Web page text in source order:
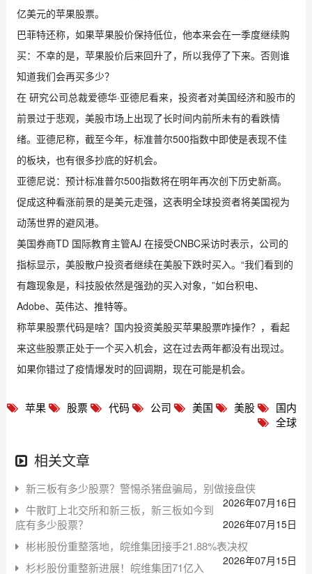
亿美元的苹果股票。
巴菲特还称，如果苹果股价保持低位，他本来会在一季度继续购
买：不幸的是，苹果股价后来回升了，所以我停了下来。否则谁
知道我们会再买多少？
在 研究公司总裁爱德华·亚德尼看来，投资者对美国经济和股市的
前景过于悲观，美股市场上出现了长时间内前所未有的看跌情
绪。亚德尼称，截至今年，标准普尔500指数中即使是表现不佳
的板块，也有很多抄底的好机会。
亚德尼说：预计标准普尔500指数将在明年再次创下历史新高。
促成这种看涨前景的是美元走强，这表明全球投资者将美国视为
动荡世界的避风港。
美国券商TD 国际教育主管AJ 在接受CNBC采访时表示，公司的
指标显示，美股散户投资者继续在美股下跌时买入。“我们看到的
有趣现象是，科技股依然是强劲的买入对象，”如台积电、
Adobe、英伟达、推特等。
称苹果股票代码是啥？国内投资美股买苹果股票咋操作？，看起
来这些股票正处于一个买入机会，这在过去两年都没有出现过。
如果你错过了疫情爆发时的回调期，现在可能是机会。
苹果 股票 代码 公司 美国 美股
国内
全球
相关文章
新三板有多少股票？警惕杀猪盘骗局，别做接盘侠
2026年07月16日
牛散盯上北交所和新三板，新三板如今到
底有多少股票？
2026年07月15日
彬彬股份重整落地，皖维集团接手21.88%表决权
2026年07月15日
杉杉股份重整新进展！皖维集团71亿入